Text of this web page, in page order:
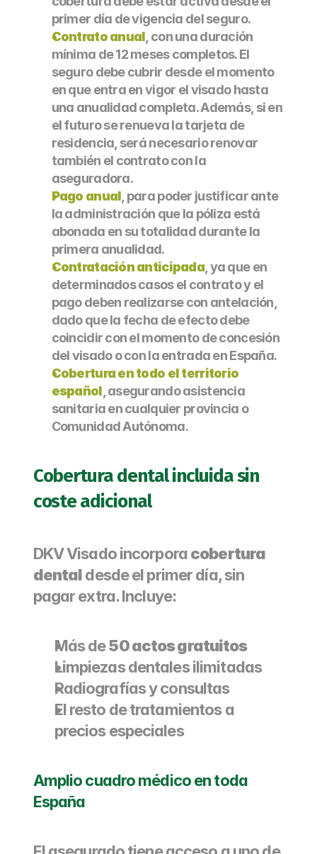
primer día de vigencia del seguro.
Contrato anual , con una duración
mínima de 12 meses completos. El
seguro debe cubrir desde el momento
en que entra en vigor el visado hasta
una anualidad completa. Además, si en
el futuro se renueva la tarjeta de
residencia, será necesario renovar
también el contrato con la
aseguradora.
Pago anual , para poder justificar ante
la administración que la póliza está
abonada en su totalidad durante la
primera anualidad.
Contratación anticipada , ya que en
determinados casos el contrato y el
pago deben realizarse con antelación,
dado que la fecha de efecto debe
coincidir con el momento de concesión
del visado o con la entrada en España.
Cobertura en todo el territorio
español , asegurando asistencia
sanitaria en cualquier provincia o
Comunidad Autónoma.
Cobertura dental incluida sin
coste adicional
DKV Visado incorpora cobertura
dental desde el primer día, sin
pagar extra. Incluye:
Más de 50 actos gratuitos
Limpiezas dentales ilimitadas
Radiografías y consultas
El resto de tratamientos a
precios especiales
Amplio cuadro médico en toda
España